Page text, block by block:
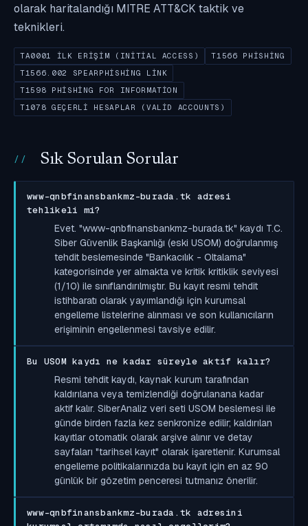
olarak haritalandığı MITRE ATT&CK taktik ve
teknikleri.
TA0001 İLK ERIŞIM (INITIAL ACCESS)
T1566 PHISHING
T1566.002 SPEARPHISHING LINK
T1598 PHISHING FOR INFORMATION
T1078 GEÇERLI HESAPLAR (VALID ACCOUNTS)
Sık Sorulan Sorular
www-qnbfinansbankmz-burada.tk adresi
tehlikeli mi?
Evet. "www-qnbfinansbankmz-burada.tk" kaydı T.C.
Siber Güvenlik Başkanlığı (eski USOM) doğrulanmış
tehdit beslemesinde "Bankacılık - Oltalama"
kategorisinde yer almakta ve kritik kritiklik seviyesi
(1/10) ile sınıflandırılmıştır. Bu kayıt resmi tehdit
istihbaratı olarak yayımlandığı için kurumsal
engelleme listelerine alınması ve son kullanıcıların
erişiminin engellenmesi tavsiye edilir.
Bu USOM kaydı ne kadar süreyle aktif kalır?
Resmi tehdit kaydı, kaynak kurum tarafından
kaldırılana veya temizlendiği doğrulanana kadar
aktif kalır. SiberAnaliz veri seti USOM beslemesi ile
günde birden fazla kez senkronize edilir; kaldırılan
kayıtlar otomatik olarak arşive alınır ve detay
sayfaları "tarihsel kayıt" olarak işaretlenir. Kurumsal
engelleme politikalarınızda bu kayıt için en az 90
günlük bir gözetim penceresi tutmanız önerilir.
www-qnbfinansbankmz-burada.tk adresini